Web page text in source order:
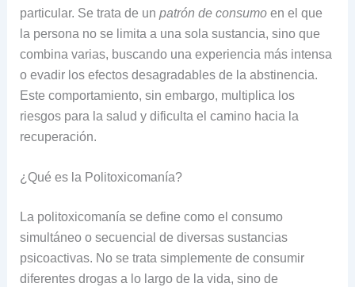
particular. Se trata de un patrón de consumoen el que
la persona no se limita a una sola sustancia, sino que
combina varias, buscando una experiencia más intensa
o evadir los efectos desagradables de la abstinencia.
Este comportamiento, sin embargo, multiplica los
riesgos para la salud y dificulta el camino hacia la
recuperación.
¿Qué es la Politoxicomanía?
La politoxicomanía se define como el consumo
simultáneo o secuencial de diversas sustancias
psicoactivas. No se trata simplemente de consumir
diferentes drogas a lo largo de la vida, sino de